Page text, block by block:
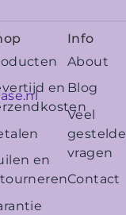
en
en
Info
About
Blog
Veel
gestelde
vragen
Contact